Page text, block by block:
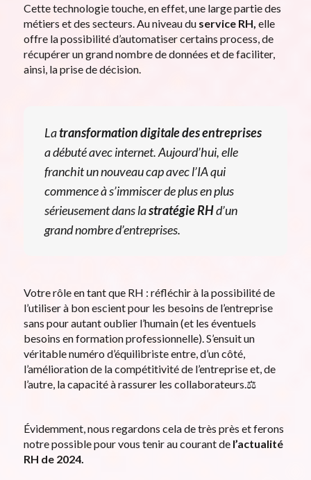
Cette technologie touche, en effet, une large partie des
métiers et des secteurs. Au niveau du service RH, elle
offre la possibilité d’automatiser certains process, de
récupérer un grand nombre de données et de faciliter,
ainsi, la prise de décision.
Latransformation digitaledes entreprises
a débuté avec internet. Aujourd’hui, elle
franchit un nouveau cap avec l’IA qui
commence à s’immiscer de plus en plus
sérieusement dans lastratégie RHd’un
grand nombre d’entreprises.
Votre rôle en tant que RH : réfléchir à la possibilité de
l’utiliser à bon escient pour les besoins de l’entreprise
sans pour autant oublier l’humain (et les éventuels
besoins en formation professionnelle). S’ensuit un
véritable numéro d’équilibriste entre, d’un côté,
l’amélioration de la compétitivité de l’entreprise et, de
l’autre, la capacité à rassurer les collaborateurs.⚖️
Évidemment, nous regardons cela de très près et ferons
notre possible pour vous tenir au courant de l’actualité
RH de 2024.